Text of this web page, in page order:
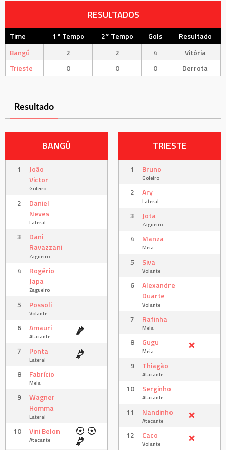
RESULTADOS
Time 1° Tempo 2° Tempo Gols
Resultado
Bangú
2 2 4
Vitória
Trieste
0 0 0 Derrota
Resultado
BANGÚ
1
João
Victor
Goleiro
2
Daniel
Neves
Lateral
3
Dani
Ravazzani
Zagueiro
4
Rogério
Japa
Zagueiro
5 Possoli
Volante
6 Amauri
Atacante
7 Ponta
Lateral
8 Fabrício
Meia
9
Wagner
Homma
Lateral
10 Vini Belon
Atacante
TRIESTE
1 Bruno
Goleiro
2 Ary
Lateral
3 Jota
Zagueiro
4 Manza
Meia
5 Siva
Volante
6
Alexandre
Duarte
Volante
7 Rafinha
Meia
8 Gugu
Meia
9 Thiagão
Atacante
10 Serginho
Atacante
11 Nandinho
Atacante
12 Caco
Volante